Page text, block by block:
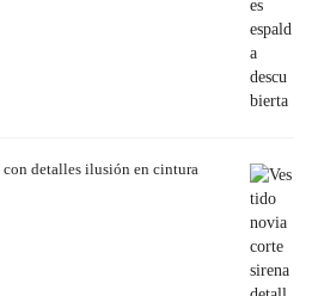
detalles ilusión en cintura